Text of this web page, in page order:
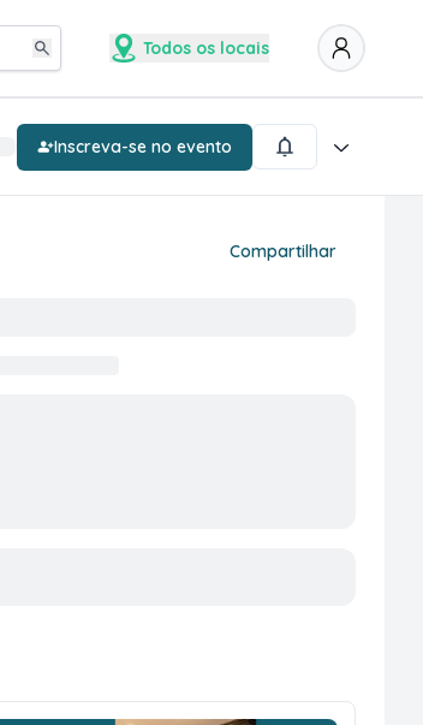
Todos os locais
Inscreva-se no evento
Compartilhar